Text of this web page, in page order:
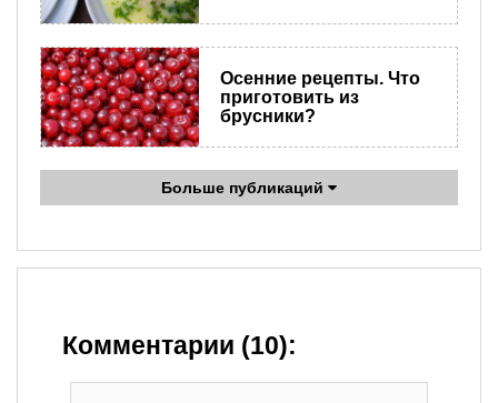
​Осенние рецепты. Что
приготовить из
брусники?
Больше публикаций
Комментарии (10):